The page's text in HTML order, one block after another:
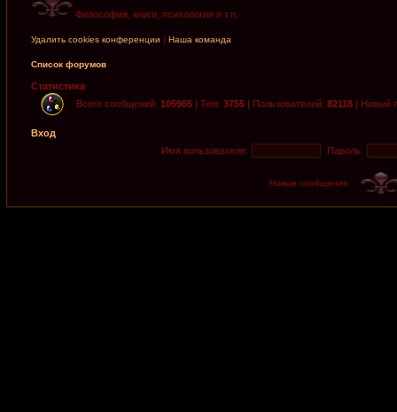
Философия, книги, психология и т.п.
Удалить cookies конференции | Наша команда
Список форумов
Статистика
Всего сообщений: 105965 | Тем: 3755 | Пользователей: 82118 | Новый
Вход
Имя пользователя:
Пароль:
Новые сообщения